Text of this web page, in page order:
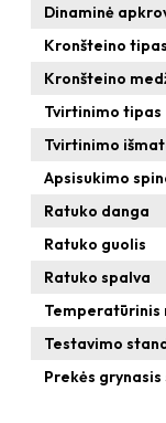
Dinaminė
Kronšteino tipas
Kronšteino
Tvirtinimo tipas
Tvirtinimo
Apsisukimo
Ratuko danga
Ratuko guolis
Ratuko spalva
Temperatūrinis
Testavimo
Prekės grynasis